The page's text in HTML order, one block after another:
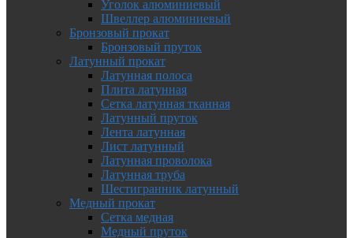
Уголок алюминиевый
Швеллер алюминиевый
Бронзовый прокат
Бронзовый пруток
Латунный прокат
Латунная полоса
Плита латунная
Сетка латунная тканная
Латунный пруток
Лента латунная
Лист латунный
Латунная проволока
Латунная труба
Шестигранник латунный
Медный прокат
Сетка медная
Медный пруток